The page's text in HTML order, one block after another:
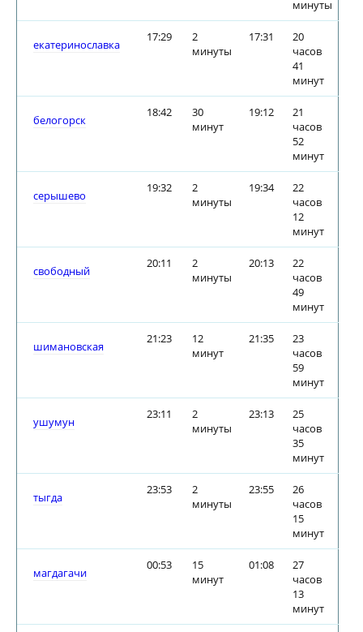
минуты
екатеринославка
17:29
2
минуты
17:31
20
часов
41
минут
белогорск
18:42
30
минут
19:12
21
часов
52
минут
серышево
19:32
2
минуты
19:34
22
часов
12
минут
свободный
20:11
2
минуты
20:13
22
часов
49
минут
шимановская
21:23
12
минут
21:35
23
часов
59
минут
ушумун
23:11
2
минуты
23:13
25
часов
35
минут
тыгда
23:53
2
минуты
23:55
26
часов
15
минут
магдагачи
00:53
15
минут
01:08
27
часов
13
минут